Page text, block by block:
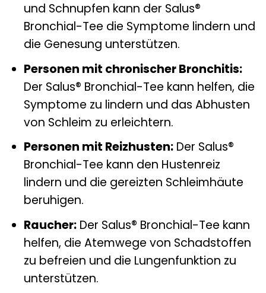
und Schnupfen kann der Salus®
Bronchial-Tee die Symptome lindern und
die Genesung unterstützen.
Personen mit chronischer Bronchitis:
Der Salus® Bronchial-Tee kann helfen, die
Symptome zu lindern und das Abhusten
von Schleim zu erleichtern.
Personen mit Reizhusten:Der Salus®
Bronchial-Tee kann den Hustenreiz
lindern und die gereizten Schleimhäute
beruhigen.
Raucher:Der Salus® Bronchial-Tee kann
helfen, die Atemwege von Schadstoffen
zu befreien und die Lungenfunktion zu
unterstützen.